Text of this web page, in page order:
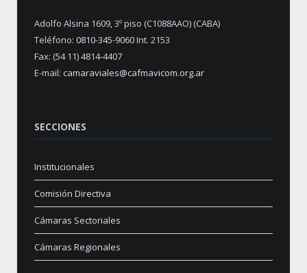
Adolfo Alsina 1609, 3º piso (C1088AAO) (CABA)
Teléfono: 0810-345-9060Int. 2153
Fax: (54 11) 4814-4407
E-mail: camaraviales@cafmavicom.org.ar
SECCIONES
Institucionales
Comisión Directiva
Cámaras Sectoriales
Cámaras Regionales